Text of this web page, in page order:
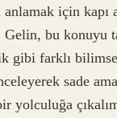
için kapı
Gelin, bu konuyu
gibi farklı
sade ama
yolculuğa